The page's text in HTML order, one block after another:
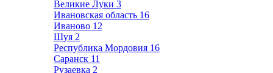
Великие Луки 3
Ивановская область 16
Иваново 12
Шуя 2
Республика Мордовия 16
Саранск 11
Рузаевка 2